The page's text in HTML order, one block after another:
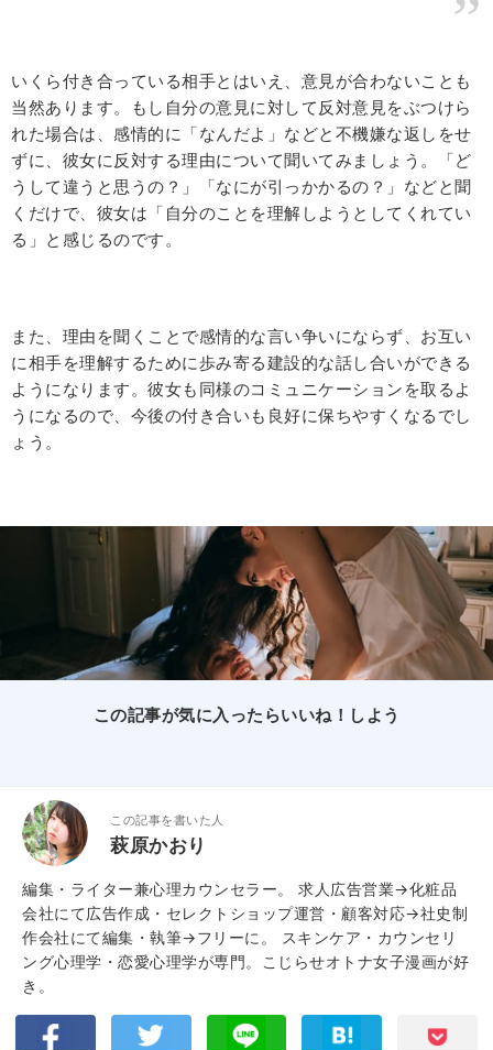
いくら付き合っている相手とはいえ、意見が合わないことも
当然あります。もし自分の意見に対して反対意見をぶつけら
れた場合は、感情的に「なんだよ」などと不機嫌な返しをせ
ずに、彼女に反対する理由について聞いてみましょう。「ど
うして違うと思うの？」「なにが引っかかるの？」などと聞
くだけで、彼女は「自分のことを理解しようとしてくれてい
る」と感じるのです。
また、理由を聞くことで感情的な言い争いにならず、お互い
に相手を理解するために歩み寄る建設的な話し合いができる
ようになります。彼女も同様のコミュニケーションを取るよ
うになるので、今後の付き合いも良好に保ちやすくなるでし
ょう。
この記事が気に入ったらいいね！しよう
この記事を書いた人
萩原かおり
編集・ライター兼心理カウンセラー。 求人広告営業→化粧品
会社にて広告作成・セレクトショップ運営・顧客対応→社史制
作会社にて編集・執筆→フリーに。 スキンケア・カウンセリ
ング心理学・恋愛心理学が専門。こじらせオトナ女子漫画が好
き。